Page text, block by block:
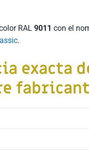
RAL 9011 con el
.
exacta